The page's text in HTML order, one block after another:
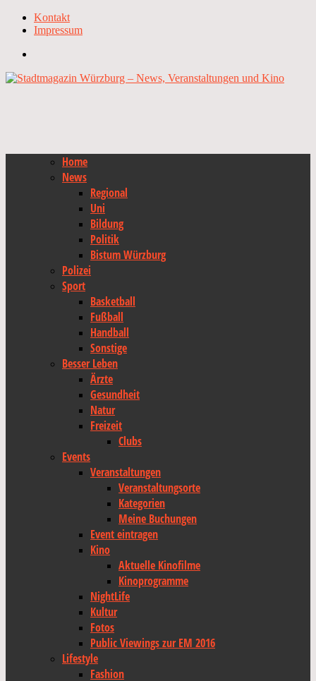
Kontakt
Impressum
Home
News
Regional
Uni
Bildung
Politik
Bistum Würzburg
Polizei
Sport
Basketball
Fußball
Handball
Sonstige
Besser Leben
Ärzte
Gesundheit
Natur
Freizeit
Clubs
Events
Veranstaltungen
Veranstaltungsorte
Kategorien
Meine Buchungen
Event eintragen
Kino
Aktuelle Kinofilme
Kinoprogramme
NightLife
Kultur
Fotos
Public Viewings zur EM 2016
Lifestyle
Fashion